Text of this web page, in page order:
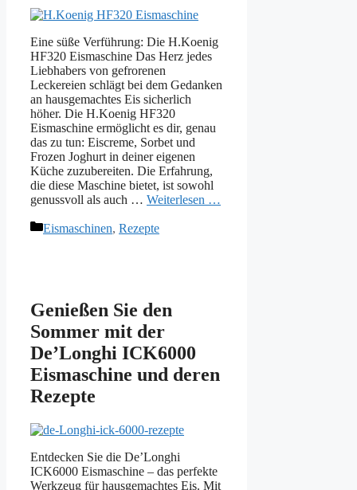
Eine süße Verführung: Die H.Koenig
HF320 Eismaschine Das Herz jedes
Liebhabers von gefrorenen
Leckereien schlägt bei dem Gedanken
an hausgemachtes Eis sicherlich
höher. Die H.Koenig HF320
Eismaschine ermöglicht es dir, genau
das zu tun: Eiscreme, Sorbet und
Frozen Joghurt in deiner eigenen
Küche zuzubereiten. Die Erfahrung,
die diese Maschine bietet, ist sowohl
genussvoll als auch … Weiterlesen …
Kategorien
Eismaschinen, Rezepte
Genießen Sie den
Sommer mit der
De’Longhi ICK6000
Eismaschine und deren
Rezepte
Entdecken Sie die De’Longhi
ICK6000 Eismaschine – das perfekte
Werkzeug für hausgemachtes Eis. Mit